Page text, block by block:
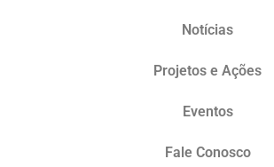
Notícias
Projetos e Ações
Eventos
Fale Conosco